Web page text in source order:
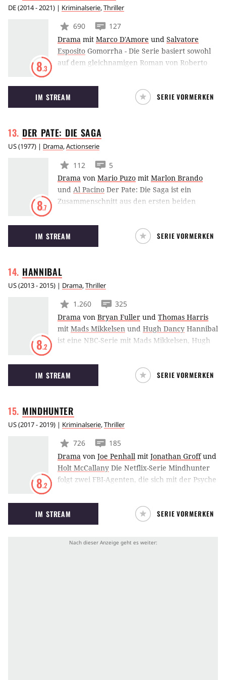
Kultstatus.
DE(2014 - 2021) | Kriminalserie,Thriller
8.3
690
127
Drama mit Marco D'Amore und Salvatore
Esposito Gomorrha - Die Serie basiert sowohl
auf dem gleichnamigen Roman von Roberto
Spielfilm aus dem Jahr 2008. Die Geschichte
der Serie erzählt von Ciro, der rechten Hand
des legendären Paten Pietro. Als der Pate
übernimmt Ciro die Leitung der
Machenschaften des Mafia-Clans.
IM STREAM SERIE VORMERKEN
DER PATE: DIE SAGA
US(1977) | Drama,Actionserie
8.7
112
5
Drama von Mario Puzo mit Marlon Brando
und Al Pacino Der Pate: Die Saga ist ein
Zusammenschnitt aus den ersten beiden
Miniserie, die auch einige Szenen beinhaltet,
die in den Filmen nicht verwendet wurden.
IM STREAM SERIE VORMERKEN
HANNIBAL
US(2013 - 2015) | Drama,Thriller
8.2
1.260
325
Drama von Bryan Fuller und Thomas Harris
mit Mads Mikkelsen und Hugh Dancy Hannibal
ist eine NBC-Serie mit Mads Mikkelsen, Hugh
der Abschnitt in Hannibal Lecters Leben,
während dem er mit einem jungen FBI-
Agenten namens Will Graham
Lecters grauenhaften Geheimnis weiß.
IM STREAM SERIE VORMERKEN
MINDHUNTER
US(2017 - 2019) | Kriminalserie,Thriller
8.2
726
185
Drama von Joe Penhall mit Jonathan Groffund
Holt McCallany Die Netflix-Serie Mindhunter
folgt zwei FBI-Agenten, die sich mit der Psyche
Verbrechens befassen. Dabei verlieren sie sich
in menschlichen Abgründen und dem
Labyrinth der 1970er Jahre. Sie versuchen
verstehen. Doch was passiert, wenn ein
IM STREAM SERIE VORMERKEN